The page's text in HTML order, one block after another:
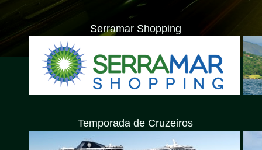
Serramar Shopping
Temporada de Cruzeiros